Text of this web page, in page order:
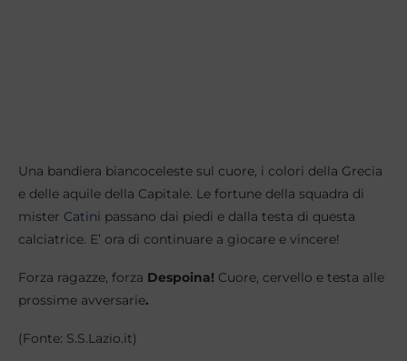
Una bandiera biancoceleste sul cuore, i colori della Grecia
e delle aquile della Capitale. Le fortune della squadra di
mister Catini passano dai piedi e dalla testa di questa
calciatrice. E’ ora di continuare a giocare e vincere!
Forza ragazze, forza Despoina! Cuore, cervello e testa alle
prossime avversarie.
(Fonte: S.S.Lazio.it)